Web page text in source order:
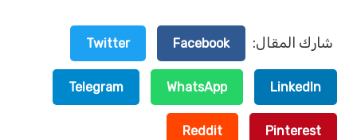
شارك المقال: Facebook
Twitter
LinkedIn
WhatsApp
Telegram
Pinterest
Reddit